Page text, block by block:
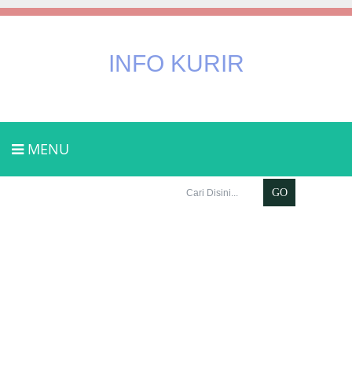
INFO KURIR
MENU